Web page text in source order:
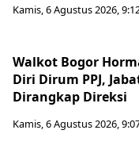
Kamis, 6 Agustus 2026,
Walkot Bogor
Diri Dirum PPJ,
Dirangkap Direksi
Kamis, 6 Agustus 2026,